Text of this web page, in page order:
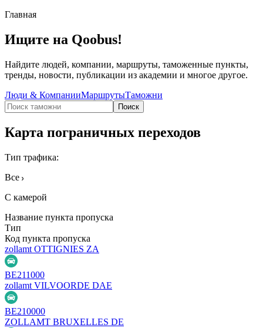
Главная
Ищите на Qoobus!
Найдите людей, компании, маршруты, таможенные пункты,
тренды, новости, публикации из академии и многое другое.
Люди & КомпанииМаршрутыТаможни
Поиск
Карта пограничных переходов
Тип трафика:
Все
С камерой
Название пункта пропуска
Тип
Код пункта пропуска
zollamt OTTIGNIES ZA
BE211000
zollamt VILVOORDE DAE
BE210000
ZOLLAMT BRUXELLES DE